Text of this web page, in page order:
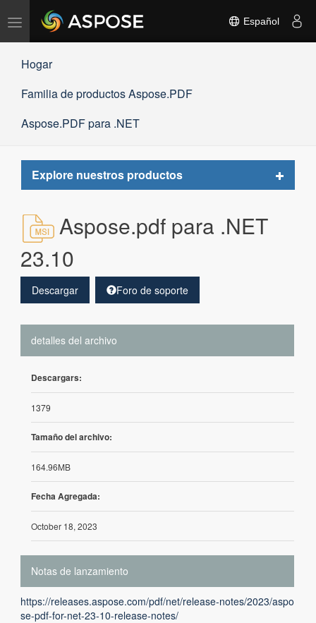
Alternar
navegación
Español
Hogar
Familia de productos Aspose.PDF
Aspose.PDF para .NET
Explore nuestros productos
Toggle
Aspose.pdf para .NET
23.10
Descargar Foro de soporte
detalles del archivo
Descargars:
1379
Tamaño del archivo:
164.96MB
Fecha Agregada:
October 18, 2023
Notas de lanzamiento
https://releases.aspose.com/pdf/net/release-notes/2023/aspo
se-pdf-for-net-23-10-release-notes/